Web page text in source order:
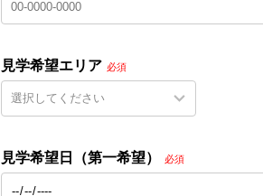
見学希望エリア 必須
見学希望日（第一希望） 必須